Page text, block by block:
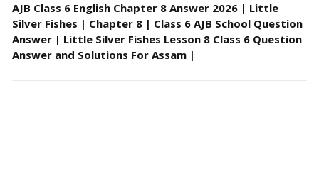
AJB Class 6 English Chapter 8 Answer 2026 | Little
Silver Fishes | Chapter 8 | Class 6 AJB School Question
Answer | Little Silver Fishes Lesson 8 Class 6 Question
Answer and Solutions For Assam |